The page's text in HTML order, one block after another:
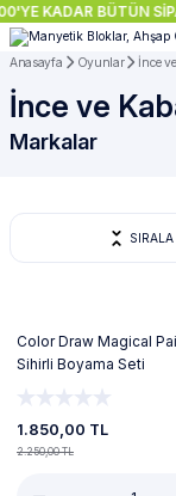
KADAR BÜTÜN
Anasayfa Oyunlar İnce
İnce ve
Markalar
SIRALA
%18
Color Draw Magical
Sihirli Boyama Seti
1.850,00 TL
2.250,00 TL